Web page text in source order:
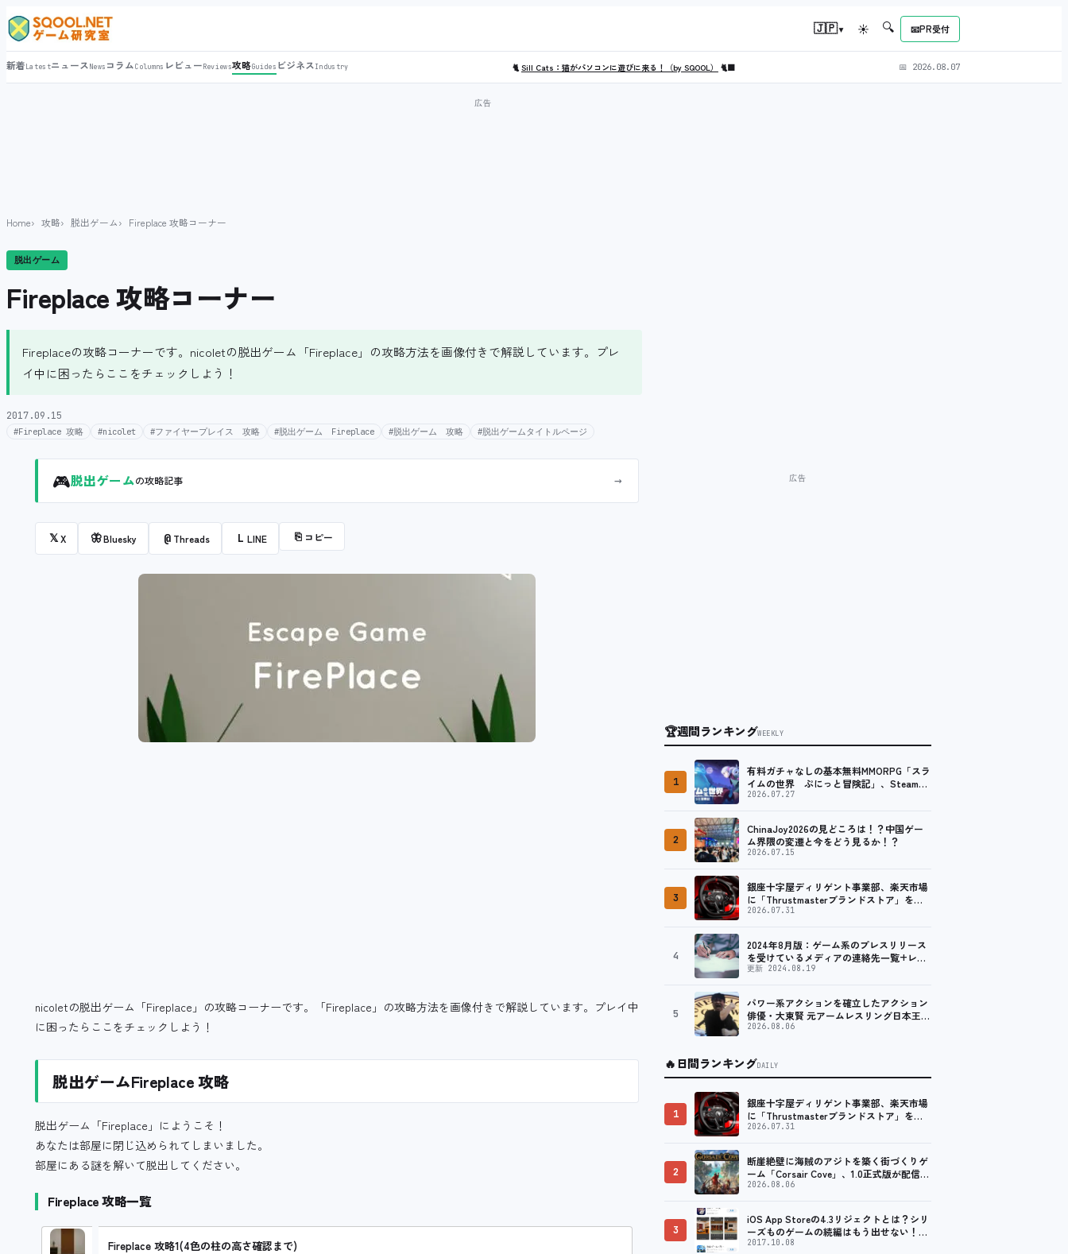
🇯🇵▾ ☀ 🔍 📧PR受付
新着LatestニュースNews コラムColumns レビューReviews攻略Guides ビジネスIndustry 🐈Sill Cats：猫がパソコンに遊びに来る！（by SQOOL） 🐈‍⬛ 📅 2026.08.07
Home 攻略 脱出ゲーム Fireplace 攻略コーナー
脱出ゲーム
Fireplace 攻略コーナー
Fireplaceの攻略コーナーです。nicoletの脱出ゲーム「Fireplace」の攻略方法を画像付きで解説しています。プレ
イ中に困ったらここをチェックしよう！
2017.09.15
#Fireplace 攻略 #nicolet #ファイヤープレイス 攻略 #脱出ゲーム Fireplace #脱出ゲーム 攻略 #脱出ゲームタイトルページ
🎮脱出ゲームの攻略記事 →
𝕏X 🦋Bluesky @ Threads L LINE ⎘ コピー
nicoletの脱出ゲーム「Fireplace」の攻略コーナーです。「Fireplace」の攻略方法を画像付きで解説しています。プレイ中
に困ったらここをチェックしよう！
脱出ゲームFireplace 攻略
脱出ゲーム「Fireplace」にようこそ！
あなたは部屋に閉じ込められてしまいました。
部屋にある謎を解いて脱出してください。
Fireplace 攻略一覧
Fireplace 攻略1(4色の柱の高さ確認まで)
🏆週間ランキングWEEKLY
1
有料ガチャなしの基本無料MMORPG「スラ
イムの世界 ぷにっと冒険記」、Steam向
けの無料体験版が8月末に配信決定
2026.07.27
2
ChinaJoy2026の見どころは！？中国ゲー
ム界隈の変遷と今をどう見るか！？
2026.07.15
3
銀座十字屋ディリゲント事業部、楽天市場
に「Thrustmasterブランドストア」をオ
ープン。記念キャンペーンでポイントアッ
ローラーを中心に、幅広くラインナップ
2026.07.31
4
2024年8月版：ゲーム系のプレスリリース
を受けているメディアの連絡先一覧+レビ
ュー依頼先一覧
更新 2024.08.19
5
パワー系アクションを確立したアクション
俳優・大東賢 元アームレスリング日本王者
が切り拓く新たなアクション表現に注目
2026.08.06
🔥日間ランキングDAILY
1
銀座十字屋ディリゲント事業部、楽天市場
に「Thrustmasterブランドストア」をオ
ープン。記念キャンペーンでポイントアッ
ローラーを中心に、幅広くラインナップ
2026.07.31
2
断崖絶壁に海賊のアジトを築く街づくりゲ
ーム「Corsair Cove」、1.0正式版が配信開
始！
2026.08.06
3
iOS App Storeの4.3リジェクトとは？シリ
ーズものゲームの続編はもう出せない！？
脱出ゲームで相次ぐリジェクト
2017.10.08